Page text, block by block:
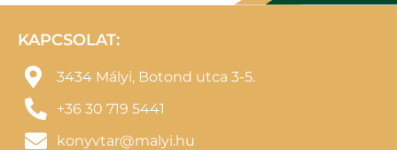
KAPCSOLAT:
3434 Mályi, Botond utca 3-5.
+36 30 719 5441
konyvtar@malyi.hu